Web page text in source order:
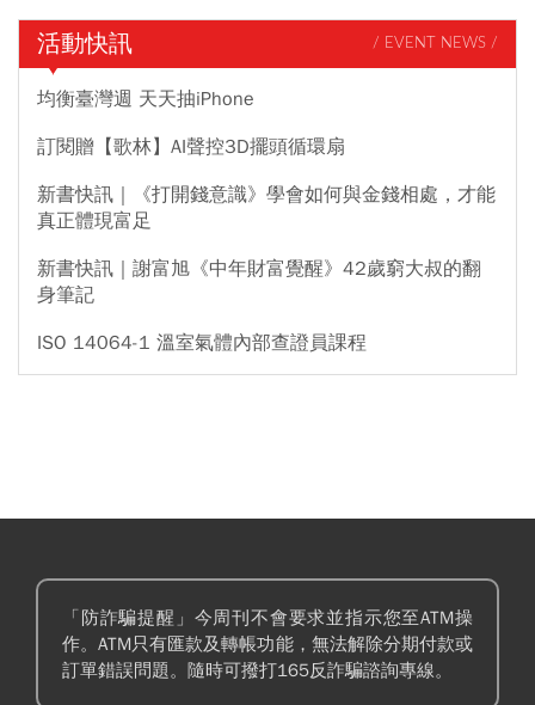
活動快訊 / EVENT NEWS /
均衡臺灣週 天天抽iPhone
訂閱贈【歌林】AI聲控3D擺頭循環扇
新書快訊｜《打開錢意識》學會如何與金錢相處，才能
真正體現富足
新書快訊｜謝富旭《中年財富覺醒》42歲窮大叔的翻
身筆記
ISO 14064-1 溫室氣體內部查證員課程
「防詐騙提醒」今周刊不會要求並指示您至ATM操
作。ATM只有匯款及轉帳功能，無法解除分期付款或
訂單錯誤問題。隨時可撥打165反詐騙諮詢專線。